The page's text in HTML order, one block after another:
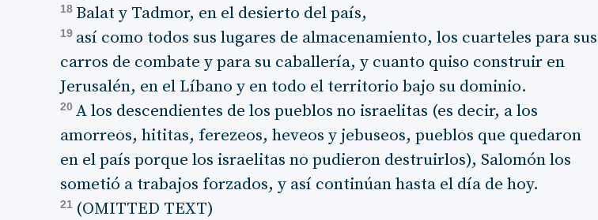
18 Balat y Tadmor, en el desierto del país,
19 así como todos sus lugares de almacenamiento, los cuarteles para sus
carros de combate y para su caballería, y cuanto quiso construir en
Jerusalén, en el Líbano y en todo el territorio bajo su dominio.
20 A los descendientes de los pueblos no israelitas (es decir, a los
amorreos, hititas, ferezeos, heveos y jebuseos, pueblos que quedaron
en el país porque los israelitas no pudieron destruirlos), Salomón los
sometió a trabajos forzados, y así continúan hasta el día de hoy.
21 (OMITTED TEXT)